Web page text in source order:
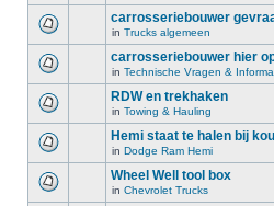
carrosseriebouwer
in Trucks algemeen
carrosseriebouwer hier
in Technische Vragen &
RDW en trekhaken
in Towing & Hauling
Hemi staat te halen bij
in Dodge Ram Hemi
Wheel Well tool box
in Chevrolet Trucks